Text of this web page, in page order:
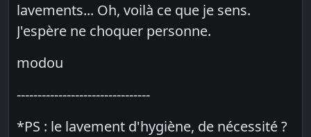
lavements... Oh, voilà ce que je sens.
J'espère ne choquer personne.
modou
--------------------------------
*PS : le lavement d'hygiène, de nécessité ?